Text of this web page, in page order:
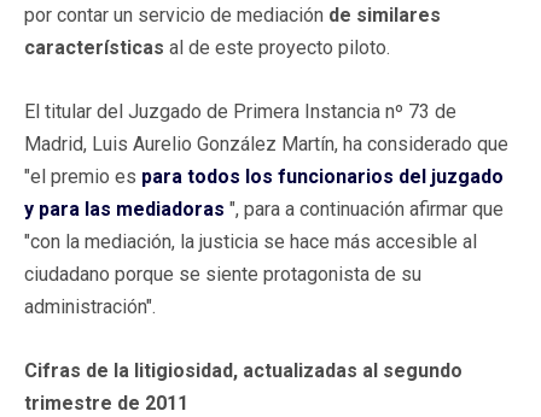
por contar un servicio de mediación de similares
características al de este proyecto piloto.
El titular del Juzgado de Primera Instancia nº 73 de
Madrid, Luis Aurelio González Martín, ha considerado que
"el premio es para todos los funcionarios del juzgado
y para las mediadoras ", para a continuación afirmar que
"con la mediación, la justicia se hace más accesible al
ciudadano porque se siente protagonista de su
administración".
Cifras de la litigiosidad, actualizadas al segundo
trimestre de 2011